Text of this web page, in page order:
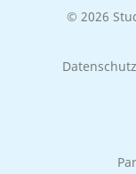
© 2026
Datenschutz